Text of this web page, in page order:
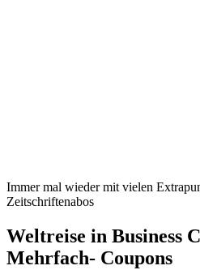
Immer mal wieder mit vielen
Zeitschriftenabos
Weltreise in Business
Mehrfach- Coupons